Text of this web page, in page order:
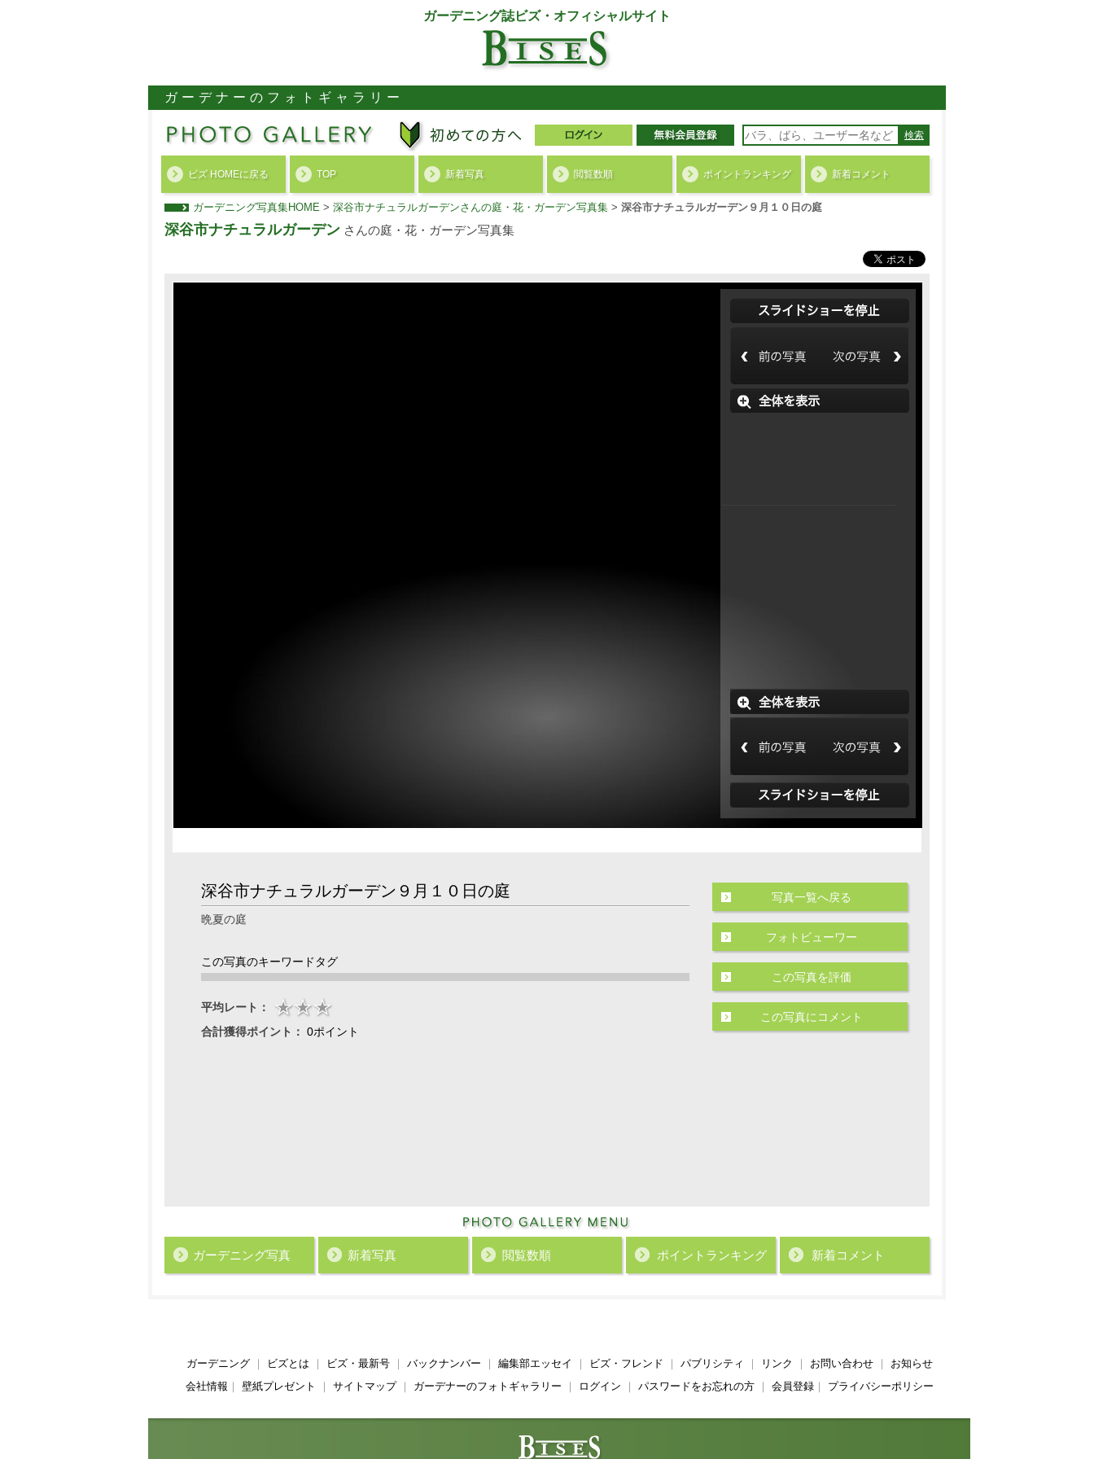
ガーデニング誌ビズ・オフィシャルサイト
ガーデナーのフォトギャラリー
検索
ビズ HOMEに戻る TOP 新着写真 閲覧数順 ポイント ランキング 新着コメント
ガーデニング写真集HOME > 深谷市ナチュラルガーデンさんの庭・花・ガーデン写真集 > 深谷市ナチュラルガーデン９月１０日の庭
深谷市ナチュラルガーデン さんの庭・花・ガーデン写真集
深谷市ナチュラルガーデン９月１０日の庭
晩夏の庭
この写真のキーワードタグ
平均レート：
合計獲得ポイント： 0ポイント
写真一覧へ戻る
フォトビューワー
この写真を評価
この写真にコメント
ガーデニング写真 新着写真 閲覧数順 ポイント ランキング 新着コメント
ガーデニング｜ ビズとは ビズ・最新号｜ バックナンバー 編集部エッセイ ビズ・フレンド パブリシティ リンク お問い合わせ｜ お知らせ
会社情報
壁紙プレゼント サイトマップ｜ ガーデナーのフォトギャラリー ログイン パスワードをお忘れの方｜ 会員登録｜ プライバシーポリシー